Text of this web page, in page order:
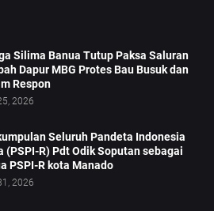
Silima Banua Tutup Paksa Saluran
Dapur MBG Protes Bau Busuk dan
Respon
2026
Seluruh Pandeta Indonesia
(PSPI-R) Pdt Odik Soputan sebagai
PSPI-R kota Manado
2026